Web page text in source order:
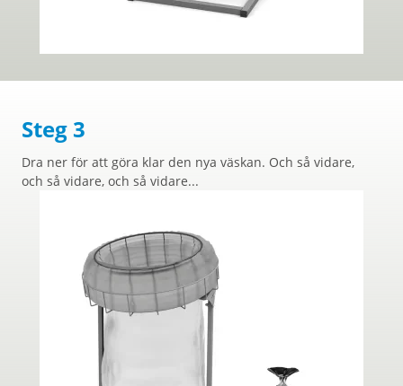
Steg 3
Dra ner för att göra klar den nya väskan. Och så vidare,
och så vidare, och så vidare...